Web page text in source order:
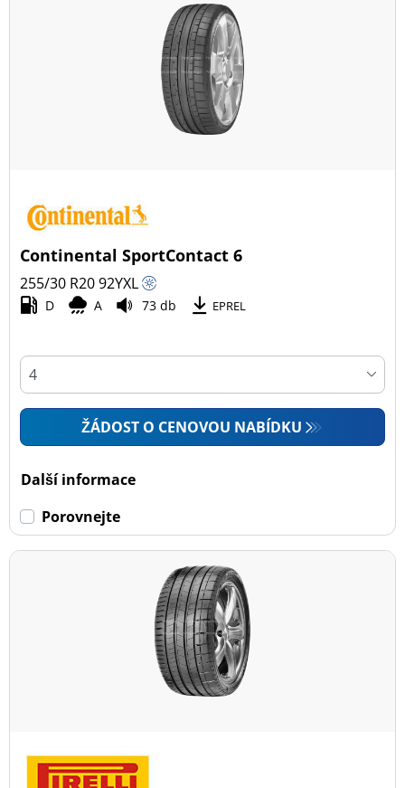
Continental SportContact 6
255/30 R2092YXL
D A 73 db EPREL
ŽÁDOST O CENOVOU NABÍDKU
Další informace
Porovnejte